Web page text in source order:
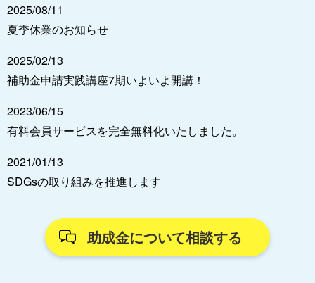
2025/08/11
夏季休業のお知らせ
2025/02/13
補助金申請実践講座7期いよいよ開講！
2023/06/15
有料会員サービスを完全無料化いたしました。
2021/01/13
SDGsの取り組みを推進します
助成金について相談する